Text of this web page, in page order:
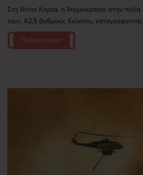
Στη Νότια Κορέα, η θερμοκρασία στην πόλη
τους 42,5 βαθμούς Κελσίου, καταγράφοντας
Περισσότερα